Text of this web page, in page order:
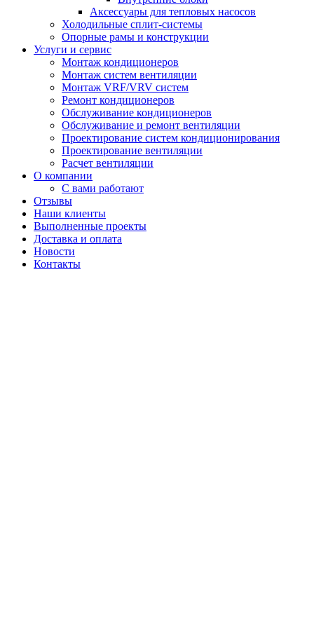
Аксессуары для тепловых насосов
Холодильные сплит-системы
Опорные рамы и конструкции
Услуги и сервис
Монтаж кондиционеров
Монтаж систем вентиляции
Монтаж VRF/VRV систем
Ремонт кондиционеров
Обслуживание кондиционеров
Обслуживание и ремонт вентиляции
Проектирование систем кондиционирования
Проектирование вентиляции
Расчет вентиляции
О компании
С вами работают
Отзывы
Наши клиенты
Выполненные проекты
Доставка и оплата
Новости
Контакты